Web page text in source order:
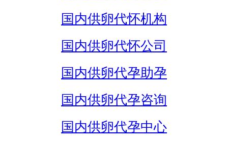
国内供卵代怀机构
国内供卵代怀公司
国内供卵代孕助孕
国内供卵代孕咨询
国内供卵代孕中心